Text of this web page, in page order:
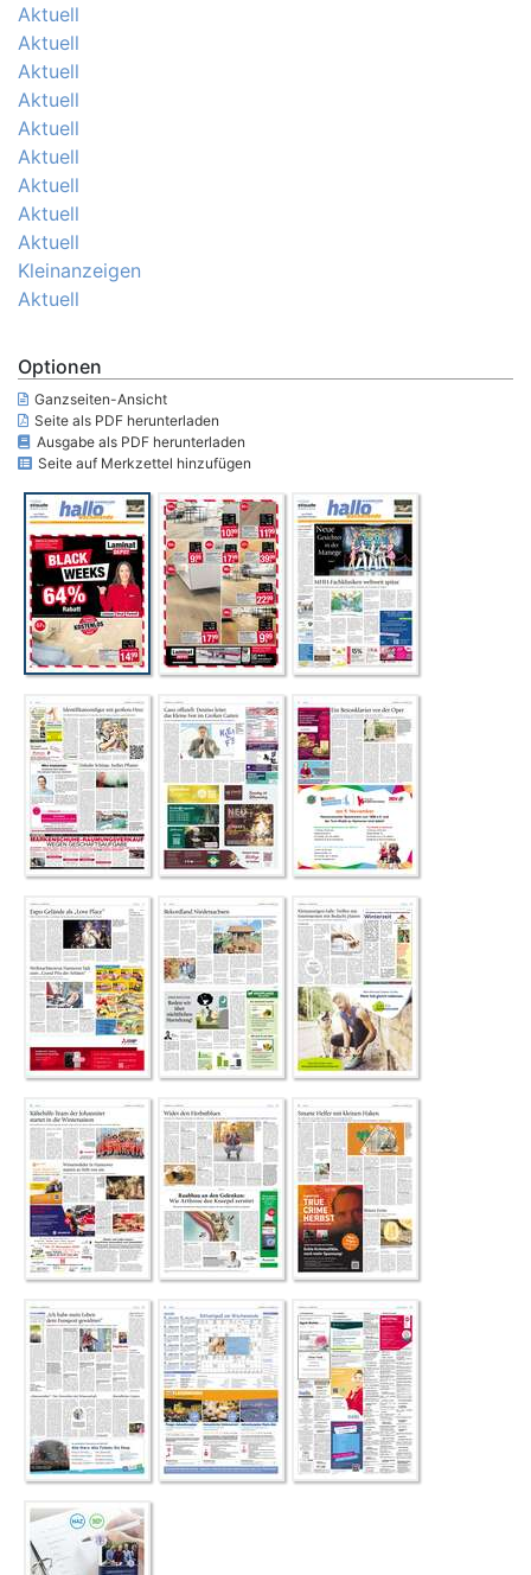
Aktuell
Aktuell
Aktuell
Aktuell
Aktuell
Aktuell
Aktuell
Aktuell
Aktuell
Kleinanzeigen
Aktuell
Optionen
Ganzseiten-Ansicht
Seite als PDF herunterladen
Ausgabe als PDF herunterladen
Seite auf Merkzettel hinzufügen